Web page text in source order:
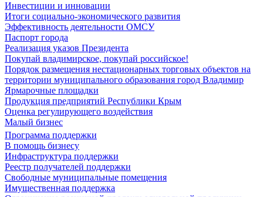
Инвестиции и инновации
Итоги социально-экономического развития
Эффективность деятельности ОМСУ
Паспорт города
Реализация указов Президента
Покупай владимирское, покупай российское!
Порядок размещения нестационарных торговых объектов на
территории муниципального образования город Владимир
Ярмарочные площадки
Продукция предприятий Республики Крым
Оценка регулирующего воздействия
Малый бизнес
Программа поддержки
В помощь бизнесу
Инфраструктура поддержки
Реестр получателей поддержки
Свободные муниципальные помещения
Имущественная поддержка